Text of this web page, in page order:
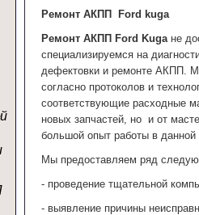
Ремонт АКПП Ford kuga
Ремонт АКПП Ford Kugaне
специализируемся на
дефектовки и ремонте АКПП.
согласно протоколов и
соответствующие расходные
новых запчастей, но и от
большой опыт работы в
Мы предоставляем ряд
- проведение тщательной
- выявление